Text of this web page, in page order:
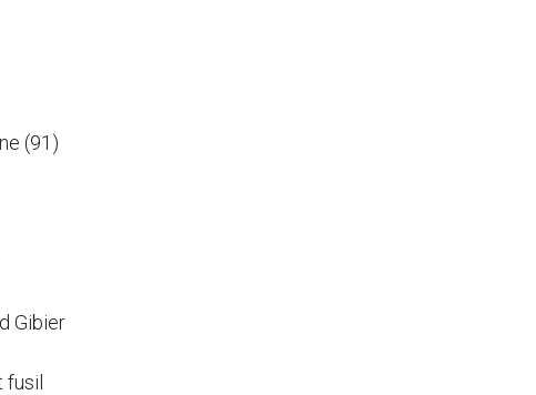
(91)
Gibier
fusil